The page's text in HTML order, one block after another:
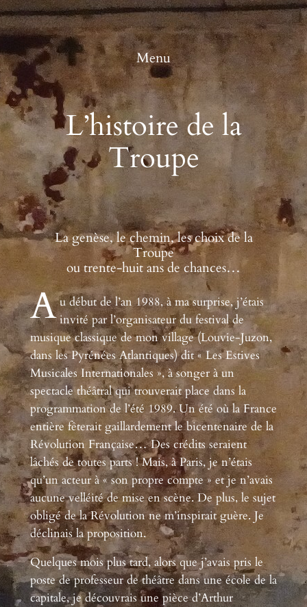
Aller
au
contenu
Menu
L’histoire de la
Troupe
La genèse, le chemin, les choix de la
Troupe
ou trente-huit ans de chances…
A u début de l’an 1988, à ma surprise, j’étais
invité par l’organisateur du festival de
musique classique de mon village (Louvie-Juzon,
dans les Pyrénées Atlantiques) dit « Les Estives
Musicales Internationales », à songer à un
spectacle théâtral qui trouverait place dans la
programmation de l’été 1989. Un été où la France
entière fêterait gaillardement le bicentenaire de la
Révolution Française… Des crédits seraient
lâchés de toutes parts ! Mais, à Paris, je n’étais
qu’un acteur à « son propre compte » et je n’avais
aucune velléité de mise en scène. De plus, le sujet
obligé de la Révolution ne m’inspirait guère. Je
déclinais la proposition.
Quelques mois plus tard, alors que j’avais pris le
poste de professeur de théâtre dans une école de la
capitale, je découvrais une pièce d’Arthur